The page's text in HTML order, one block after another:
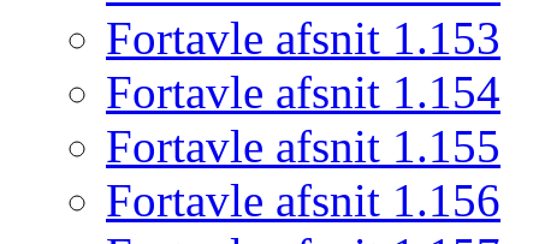
Fortavle afsnit 1.153
Fortavle afsnit 1.154
Fortavle afsnit 1.155
Fortavle afsnit 1.156